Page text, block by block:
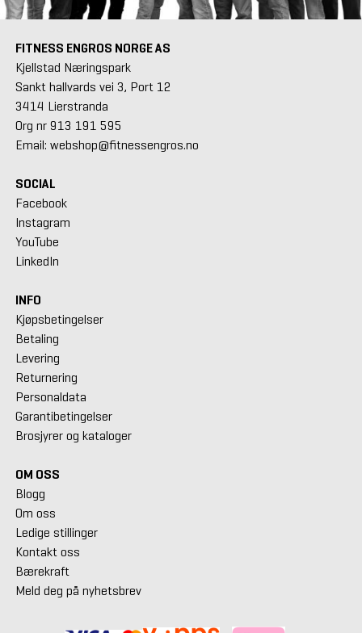
FITNESS ENGROS NORGE AS
Kjellstad Næringspark
Sankt hallvards vei 3, Port 12
3414 Lierstranda
Org nr 913 191 595
Email: webshop@fitnessengros.no
SOCIAL
Facebook
Instagram
YouTube
LinkedIn
INFO
Kjøpsbetingelser
Betaling
Levering
Returnering
Personaldata
Garantibetingelser
Brosjyrer og kataloger
OM OSS
Blogg
Om oss
Ledige stillinger
Kontakt oss
Bærekraft
Meld deg på nyhetsbrev